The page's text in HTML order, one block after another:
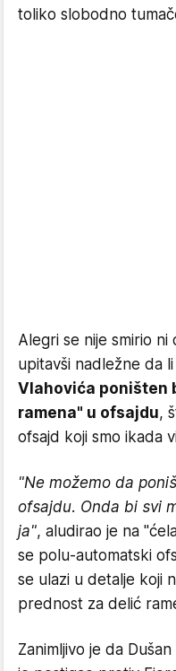
toliko slobodno
Alegri se nije smirio
upitavši nadležne da
Vlahovića poništen
ramena" u ofsajdu,
ofsajd koji smo ikada
"Ne možemo da
ofsajdu. Onda bi svi
ja", aludirao je na
se polu-automatski
se ulazi u detalje koji
prednost za delić
Zanimljivo je da